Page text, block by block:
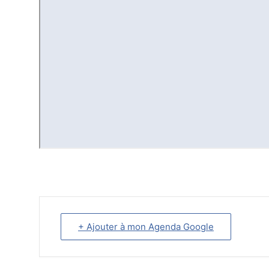
+ Ajouter à mon Agenda Google